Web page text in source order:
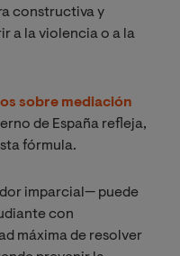
constructiva y
a la violencia o a la
sobre mediación
de España refleja,
fórmula.
imparcial— puede
con
máxima de resolver